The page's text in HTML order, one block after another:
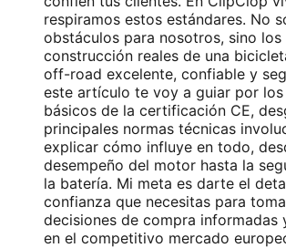
respiramos estos estándares. No
obstáculos para nosotros, sino
construcción reales de una
off-road excelente, confiable y
este artículo te voy a guiar por
básicos de la certificación CE,
principales normas técnicas
explicar cómo influye en todo,
desempeño del motor hasta la
la batería. Mi meta es darte el
confianza que necesitas para
decisiones de compra informadas
en el competitivo mercado